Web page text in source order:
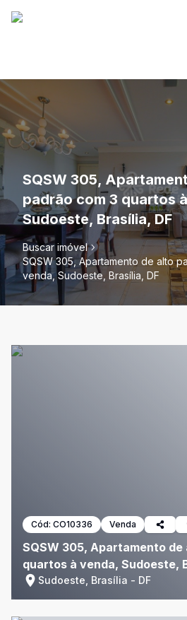
SQSW 305,
padrão com 3 quartos
Sudoeste, Brasília, DF
Buscar imóvel
SQSW 305, Apartamento de alto
venda, Sudoeste, Brasília, DF
Cód: CO10336 Venda
SQSW 305, Apartamento
quartos à venda, Sudoeste,
Sudoeste, Brasília - DF